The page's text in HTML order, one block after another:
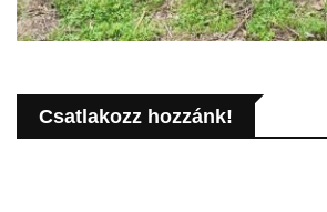
Csatlakozz hozzánk!